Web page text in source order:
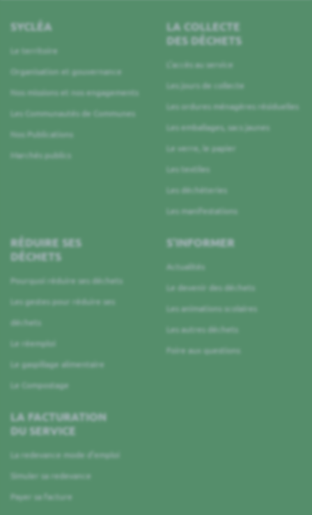
SYCLÉA
Le territoire
Organisation et gouvernance
Nos missions et nos engagements
Les Communautés de Communes
Nos Publications
Marchés publics
LA COLLECTE
DES DÉCHETS
L’accès au service
Les jours de collecte
Les ordures ménagères résiduelles
Les emballages, sacs jaunes
Le verre, le papier
Les textiles
Les déchèteries
Les manifestations
RÉDUIRE SES
DÉCHETS
Pourquoi réduire ses déchets
Les gestes pour réduire ses
déchets
Le réemploi
Le gaspillage alimentaire
Le Compostage
S’INFORMER
Actualités
Le devenir des déchets
Les animations scolaires
Les autres déchets
Foire aux questions
LA FACTURATION
DU SERVICE
La redevance mode d’emploi
Simuler sa redevance
Payer sa facture